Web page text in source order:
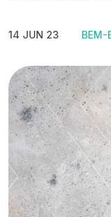
14 JUN 23 BEM-